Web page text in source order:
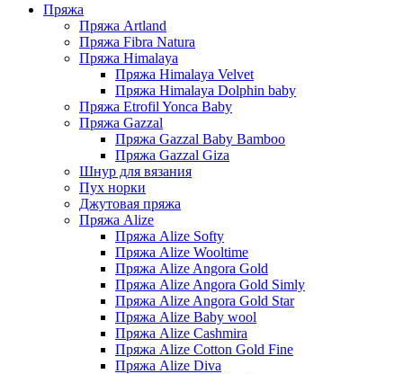
Пряжа
Пряжа Artland
Пряжа Fibra Natura
Пряжа Himalaya
Пряжа Himalaya Velvet
Пряжа Himalaya Dolphin baby
Пряжа Etrofil Yonca Baby
Пряжа Gazzal
Пряжа Gazzal Baby Bamboo
Пряжа Gazzal Giza
Шнур для вязания
Пух норки
Джутовая пряжа
Пряжа Alize
Пряжа Alize Softy
Пряжа Alize Wooltime
Пряжа Alize Angora Gold
Пряжа Alize Angora Gold Simly
Пряжа Alize Angora Gold Star
Пряжа Alize Baby wool
Пряжа Alize Cashmira
Пряжа Alize Cotton Gold Fine
Пряжа Alize Diva